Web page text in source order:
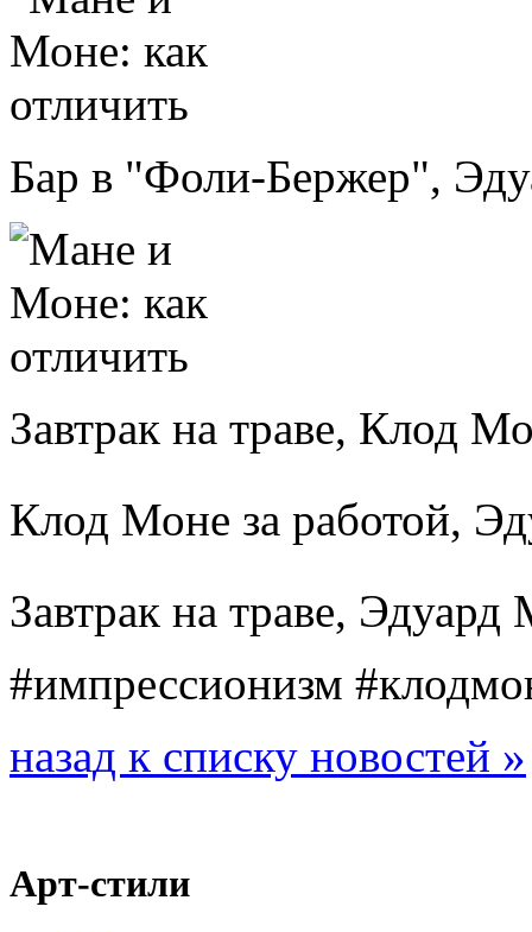
Бар в "Фоли-Бержер",
Завтрак на траве, Клод
Клод Моне за работой,
Завтрак на траве, Эдуард
#импрессионизм
назад к списку новостей »
Арт-стили